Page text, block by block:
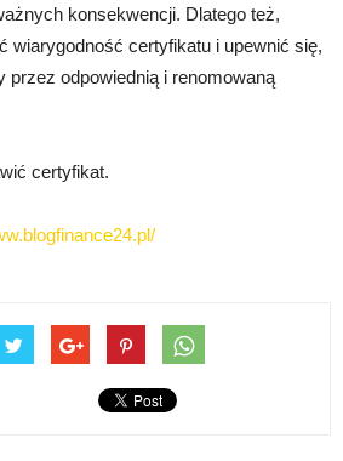
konsekwencji. Dlatego też,
wiarygodność certyfikatu i upewnić się,
przez odpowiednią i renomowaną
certyfikat.